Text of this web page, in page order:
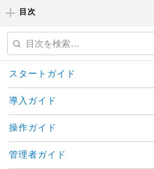
目次
スタートガイド
導入ガイド
操作ガイド
管理者ガイド